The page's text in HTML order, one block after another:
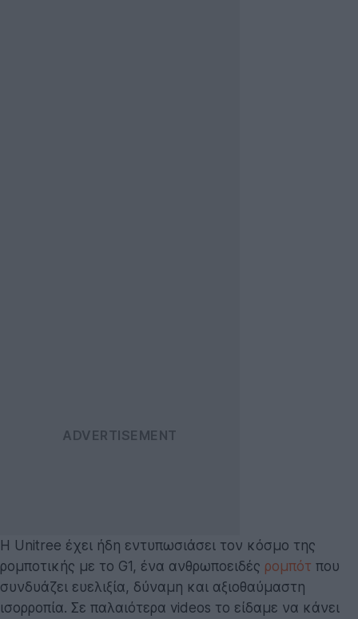
Η Unitree έχει ήδη εντυπωσιάσει τον κόσμο της
ρομποτικής με το G1, ένα ανθρωποειδές ρομπότ που
συνδυάζει ευελιξία, δύναμη και αξιοθαύμαστη
ισορροπία. Σε παλαιότερα videos το είδαμε να κάνει